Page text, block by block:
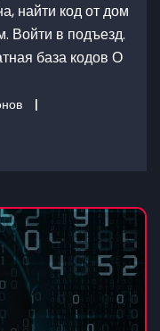
найти код от дом
Войти в подъезд.
база кодов О
|